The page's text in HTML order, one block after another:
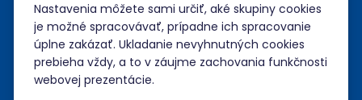
Nástroje
Spoločnosť
Nastavenia môžete sami určiť, aké skupiny cookies
je možné spracovávať, prípadne ich spracovanie
úplne zakázať. Ukladanie nevyhnutných cookies
prebieha vždy, a to v záujme zachovania funkčnosti
webovej prezentácie.